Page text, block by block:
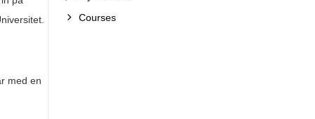
med en
Courses